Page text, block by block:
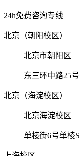
24h免费咨询专线
北京（朝阳校区）
北京市朝阳区
东三环中路25
北京（海淀校区）
北京海淀校区
单棱街6号单棱